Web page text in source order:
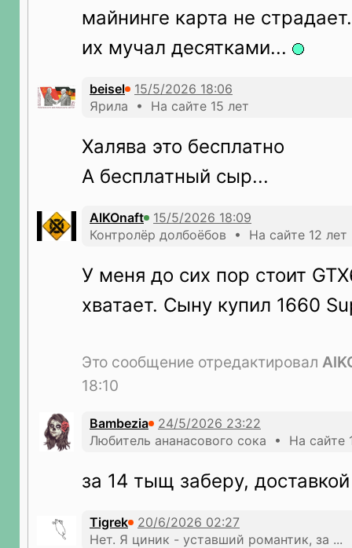
майнинге карта не
их мучал десятками...
beisel
Ярила • На сайте 15 лет
Халява это бесплатно
А бесплатный сыр...
AlKOnaft
Контролёр долбоёбов • На сайте 12 лет
У меня до сих пор стоит
хватает. Сыну купил 1660
Это сообщение отредактировал
18:10
Bambezia
Любитель ананасового сока • На сайте
за 14 тыщ заберу,
Tigrek
Нет. Я циник - уставший романтик, за ...